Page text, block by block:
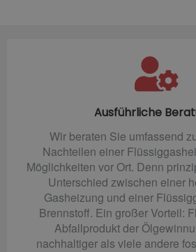
Ausführliche
Wir beraten Sie umfassend
Nachteilen einer
Möglichkeiten vor Ort. Denn
Unterschied zwischen einer
Gasheizung und einer
Brennstoff. Ein großer Vorteil:
Abfallprodukt der
nachhaltiger als viele andere